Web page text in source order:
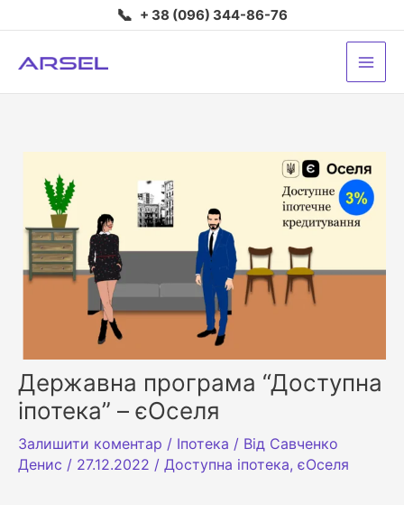
до
вмісту
📞 + 38 (096) 344-86-76
Державна програма “Доступна
іпотека” – єОселя
Залишити коментар / Іпотека / Від Савченко
Денис / 27.12.2022 / Доступна іпотека, єОселя